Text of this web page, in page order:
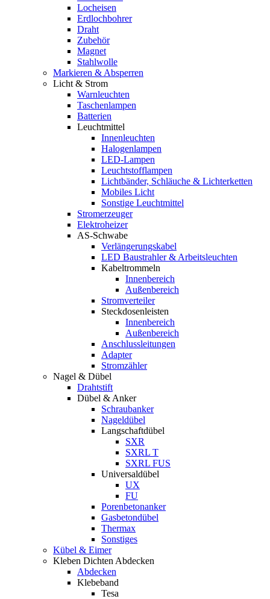
Locheisen
Erdlochbohrer
Draht
Zubehör
Magnet
Stahlwolle
Markieren & Absperren
Licht & Strom
Warnleuchten
Taschenlampen
Batterien
Leuchtmittel
Innenleuchten
Halogenlampen
LED-Lampen
Leuchtstofflampen
Lichtbänder, Schläuche & Lichterketten
Mobiles Licht
Sonstige Leuchtmittel
Stromerzeuger
Elektroheizer
AS-Schwabe
Verlängerungskabel
LED Baustrahler & Arbeitsleuchten
Kabeltrommeln
Innenbereich
Außenbereich
Stromverteiler
Steckdosenleisten
Innenbereich
Außenbereich
Anschlussleitungen
Adapter
Stromzähler
Nagel & Dübel
Drahtstift
Dübel & Anker
Schraubanker
Nageldübel
Langschaftdübel
SXR
SXRL T
SXRL FUS
Universaldübel
UX
FU
Porenbetonanker
Gasbetondübel
Thermax
Sonstiges
Kübel & Eimer
Kleben Dichten Abdecken
Abdecken
Klebeband
Tesa